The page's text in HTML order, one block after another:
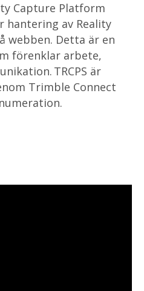
Capture Platform
hantering av Reality
webben. Detta är en
förenklar arbete,
TRCPS är
Trimble Connect